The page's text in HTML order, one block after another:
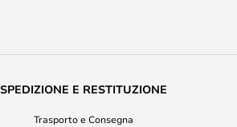
SPEDIZIONE E RESTITUZIONE
Trasporto e Consegna